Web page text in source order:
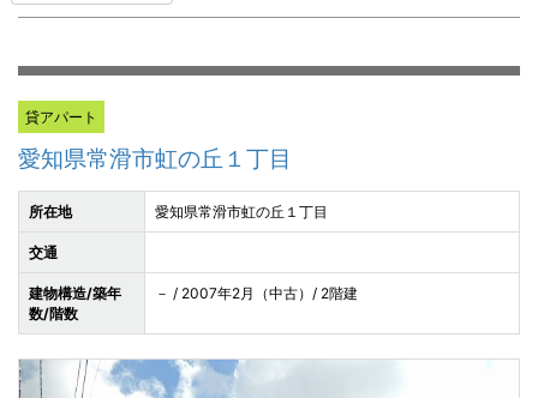
貸アパート
愛知県常滑市虹の丘１丁目
所在地 愛知県常滑市虹の丘１丁目
交通
建物構造/築年
数/階数
－ / 2007年2月（中古）/ 2階建